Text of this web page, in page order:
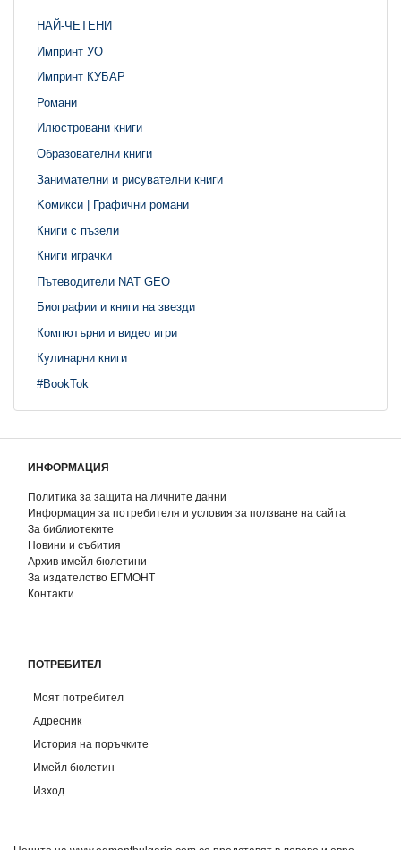
НАЙ-ЧЕТЕНИ
Импринт УО
Импринт КУБАР
Романи
Илюстровани книги
Образователни книги
Занимателни и рисувателни книги
Kомикси | Графични романи
Книги с пъзели
Книги играчки
Пътеводители NAT GEO
Биографии и книги на звезди
Компютърни и видео игри
Кулинарни книги
#BookTok
ИНФОРМАЦИЯ
Политика за защита на личните данни
Информация за потребителя и условия за ползване на сайта
За библиотеките
Новини и събития
Архив имейл бюлетини
За издателство ЕГМОНТ
Контакти
ПОТРЕБИТЕЛ
Моят потребител
Адресник
История на поръчките
Имейл бюлетин
Изход